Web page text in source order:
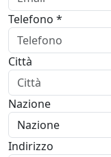
Telefono *
Città
Nazione
Indirizzo